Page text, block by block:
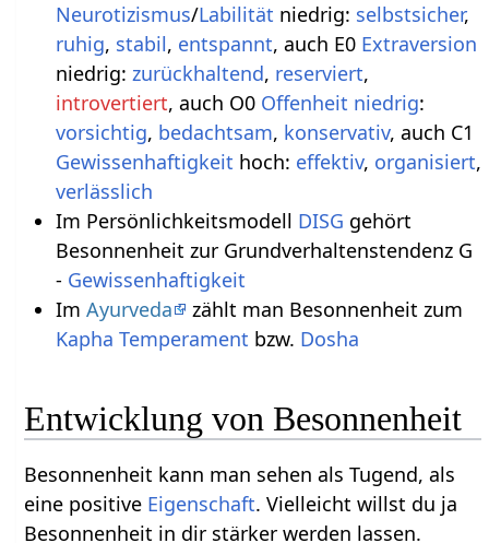
Neurotizismus/Labilität niedrig: selbstsicher,
ruhig, stabil, entspannt, auch E0 Extraversion
niedrig: zurückhaltend, reserviert,
introvertiert, auch O0 Offenheit niedrig:
vorsichtig, bedachtsam, konservativ, auch C1
Gewissenhaftigkeit hoch: effektiv, organisiert,
verlässlich
Im Persönlichkeitsmodell DISG gehört
Besonnenheit zur Grundverhaltenstendenz G
- Gewissenhaftigkeit
Im Ayurveda
zählt man Besonnenheit zum
Kapha Temperament bzw. Dosha
Entwicklung von Besonnenheit
Besonnenheit kann man sehen als Tugend, als
eine positive Eigenschaft. Vielleicht willst du ja
Besonnenheit in dir stärker werden lassen.